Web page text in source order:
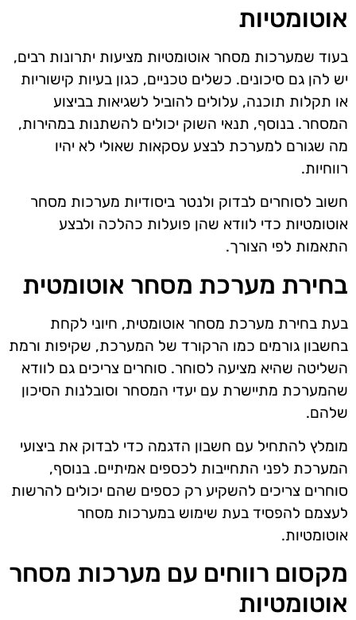
אוטומטיות
בעוד שמערכות מסחר אוטומטיות מציעות יתרונות רבים,
יש להן גם סיכונים. כשלים טכניים, כגון בעיות קישוריות
או תקלות תוכנה, עלולים להוביל לשגיאות בביצוע
המסחר. בנוסף, תנאי השוק יכולים להשתנות במהירות,
מה שגורם למערכת לבצע עסקאות שאולי לא יהיו
רווחיות.
חשוב לסוחרים לבדוק ולנטר ביסודיות מערכות מסחר
אוטומטיות כדי לוודא שהן פועלות כהלכה ולבצע
התאמות לפי הצורך.
בחירת מערכת מסחר אוטומטית
בעת בחירת מערכת מסחר אוטומטית, חיוני לקחת
בחשבון גורמים כמו הרקורד של המערכת, שקיפות ורמת
השליטה שהיא מציעה לסוחר. סוחרים צריכים גם לוודא
שהמערכת מתיישרת עם יעדי המסחר וסובלנות הסיכון
שלהם.
מומלץ להתחיל עם חשבון הדגמה כדי לבדוק את ביצועי
המערכת לפני התחייבות לכספים אמיתיים. בנוסף,
סוחרים צריכים להשקיע רק כספים שהם יכולים להרשות
לעצמם להפסיד בעת שימוש במערכות מסחר
אוטומטיות.
מקסום רווחים עם מערכות מסחר
אוטומטיות